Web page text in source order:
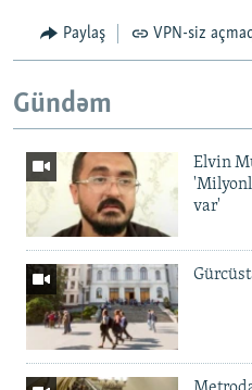
Paylaş VPN-siz
Gündəm
Elvin
var'